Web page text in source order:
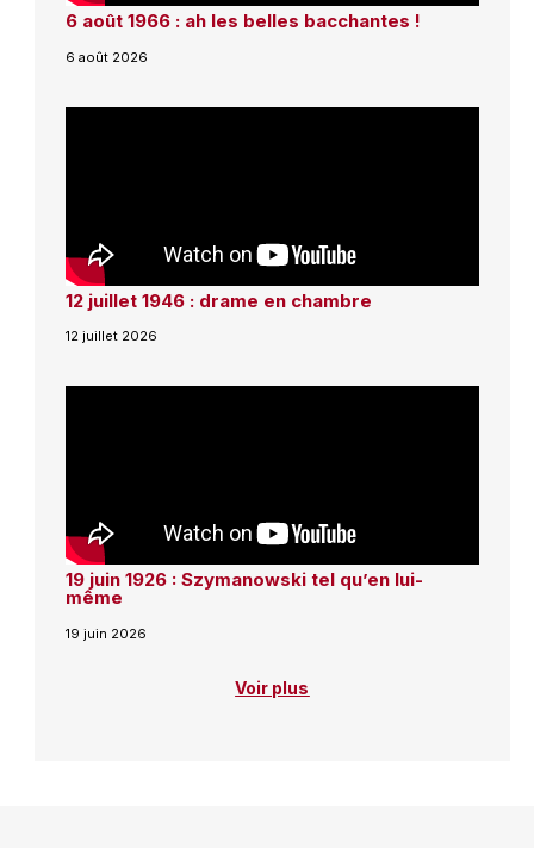
6 août 1966 : ah les belles bacchantes !
6 août 2026
12 juillet 1946 : drame en chambre
12 juillet 2026
19 juin 1926 : Szymanowski tel qu’en lui-
même
19 juin 2026
Voir plus